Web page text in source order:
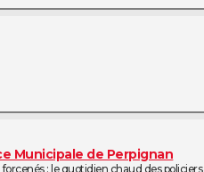
Municipale de Perpignan
: le quotidien chaud des policiers